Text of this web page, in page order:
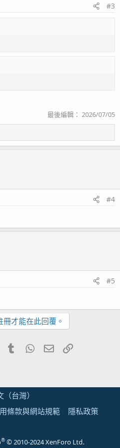
#3
最後編輯： 2026/07/05
#4
#5
才能在此回覆。
PinterestTumblrWhatsApp電子郵件
台灣）
條款與網站規範
隱私政策
® © 2010-2024 XenForo Ltd.